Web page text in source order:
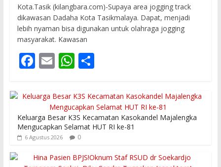
Kota.Tasik (kilangbara.com)-Supaya area jogging track
dikawasan Dadaha Kota Tasikmalaya. Dapat, menjadi
lebih nyaman bisa digunakan untuk olahraga jogging
masyarakat. Kawasan
F
e
b
o
o
k
E
ai
l
W
at
s
A
p
p
S
ar
e
Keluarga Besar K3S Kecamatan Kasokandel Majalengka
Mengucapkan Selamat HUT RI ke-81
6 Agustus 2026 0